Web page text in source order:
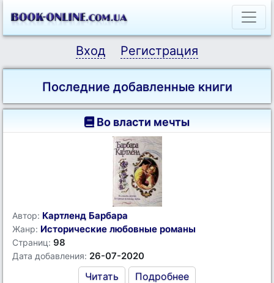
Вход Регистрация
Последние добавленные книги
Во власти мечты
Автор: Картленд Барбара
Жанр: Исторические любовные романы
Страниц: 98
Дата добавления: 26-07-2020
Читать Подробнее